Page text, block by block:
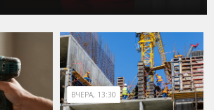
ВЧЕРА, 13:30